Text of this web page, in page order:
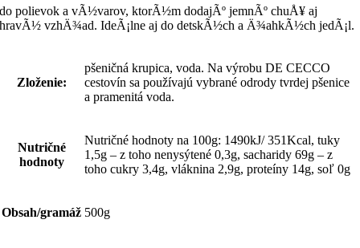
do polievok a vÃ½varov, ktorÃ½m dodajÃº jemnÃº chuÅ¥ aj
hravÃ½ vzhÄ¾ad. IdeÃ¡lne aj do detskÃ½ch a Ä¾ahkÃ½ch jedÃ¡l.
Zloženie:
pšeničná krupica, voda. Na výrobu DE CECCO
cestovín sa používajú vybrané odrody tvrdej pšenice
a pramenitá voda.
Nutričné
hodnoty
Nutričné hodnoty na 100g: 1490kJ/ 351Kcal, tuky
1,5g – z toho nenysýtené 0,3g, sacharidy 69g – z
toho cukry 3,4g, vláknina 2,9g, proteíny 14g, soľ 0g
Obsah/gramáž 500g